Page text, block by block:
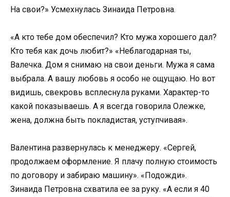
На свои?» Усмехнулась Зинаида Петровна.
«А кто тебе дом обеспечил? Кто мужа хорошего дал?
Кто тебя как дочь любит?» «Неблагодарная ты,
Валечка. Дом я снимаю на свои деньги. Мужа я сама
выбрала. А вашу любовь я особо не ощущаю. Но вот
видишь, свекровь всплеснула руками. Характер-то
какой показываешь. А я всегда говорила Олежке,
жена, должна быть покладистая, уступчивая».
Валентина развернулась к менеджеру. «Сергей,
продолжаем оформление. Я плачу полную стоимость
по договору и забираю машину». «Подожди».
Зинаида Петровна схватила ее за руку. «А если я 40